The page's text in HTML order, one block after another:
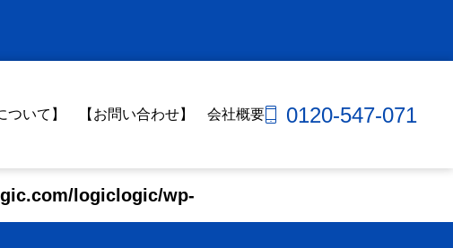
ついて】 【お問い合わせ】 会社概要 0120-547-071
logiclogic/wp-